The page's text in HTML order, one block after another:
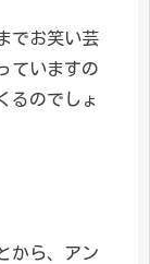
でお笑い芸
ていますの
るのでしょ
から、アン